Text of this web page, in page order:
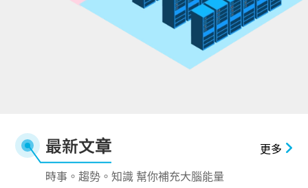
最新文章
更多
時事。趨勢。知識 幫你補充大腦能量